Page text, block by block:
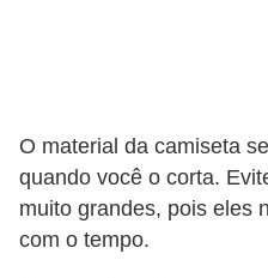
O material da camiseta
quando você o corta.
muito grandes, pois eles
com o tempo.